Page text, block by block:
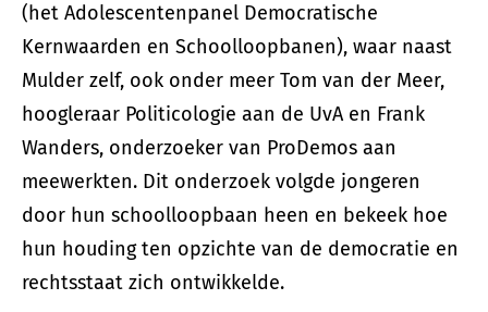
(het Adolescentenpanel Democratische
Kernwaarden en Schoolloopbanen), waar naast
Mulder zelf, ook onder meer Tom van der Meer,
hoogleraar Politicologie aan de UvA en Frank
Wanders, onderzoeker van ProDemos aan
meewerkten. Dit onderzoek volgde jongeren
door hun schoolloopbaan heen en bekeek hoe
hun houding ten opzichte van de democratie en
rechtsstaat zich ontwikkelde.